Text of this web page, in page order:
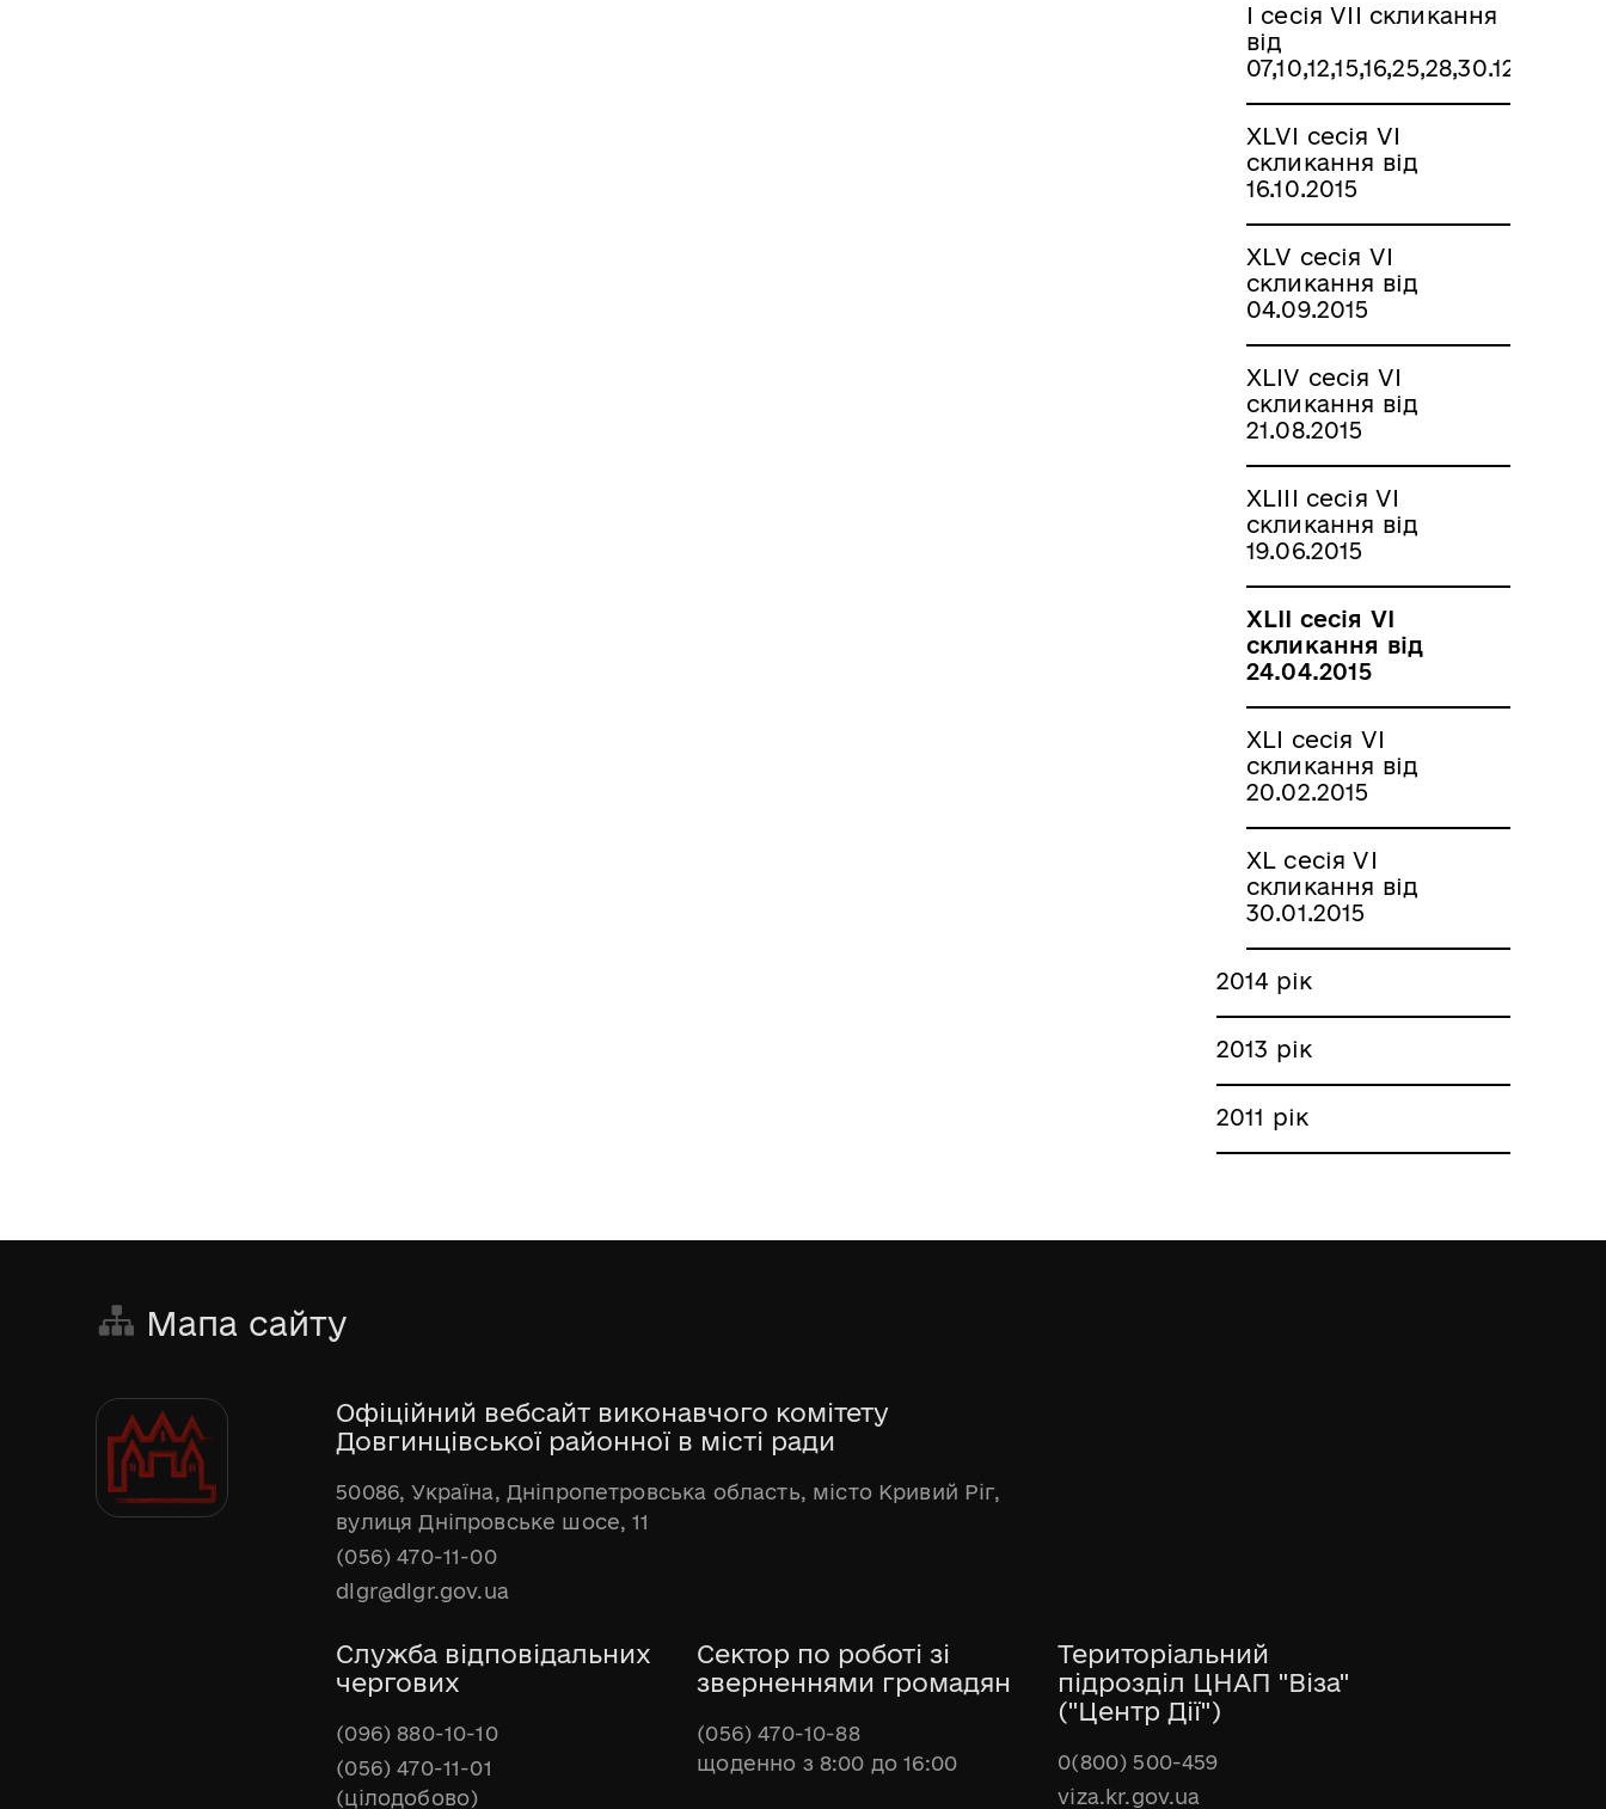
І сесія VІI скликання
від
07,10,12,15,16,25,28,30.12.2015
XLVІ сесія VI
скликання від
16.10.2015
XLV сесія VI
скликання від
04.09.2015
XLIV сесія VI
скликання від
21.08.2015
XLIIІ сесія VI
скликання від
19.06.2015
XLII сесія VI
скликання від
24.04.2015
XLI сесія VI
скликання від
20.02.2015
XL сесія VI
скликання від
30.01.2015
2014 рік
2013 рік
2011 рік
Мапа сайту
Офіційний вебсайт виконавчого комітету
Довгинцівської районної в місті ради
50086, Україна, Дніпропетровська область, місто Кривий Ріг,
вулиця Дніпровське шосе, 11
(056) 470-11-00
dlgr@dlgr.gov.ua
Служба відповідальних
чергових
(096) 880-10-10
(056) 470-11-01
(цілодобово)
Сектор по роботі зі
зверненнями громадян
(056) 470-10-88
щоденно з 8:00 до 16:00
Територіальний
підрозділ ЦНАП "Віза"
("Центр Дії")
0(800) 500-459
viza.kr.gov.ua